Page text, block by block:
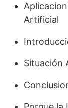
Artificial
Situación